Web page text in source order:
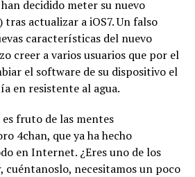
decidido meter su nuevo
actualizar a iOS7. Un falso
características del nuevo
creer a varios usuarios que por el
el software de su dispositivo el
en resistente al agua.
fruto de las mentes
4chan, que ya ha hecho
en Internet. ¿Eres uno de los
cuéntanoslo, necesitamos un poco